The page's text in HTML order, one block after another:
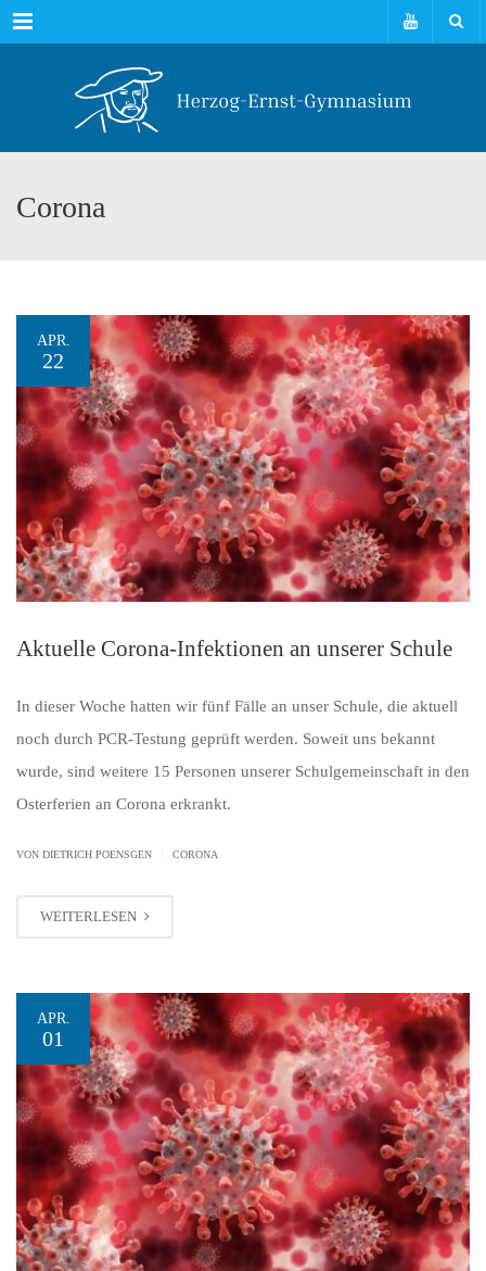
Menu
Corona
APR.
22
Aktuelle Corona-Infektionen an unserer Schule
In dieser Woche hatten wir fünf Fälle an unser Schule, die aktuell
noch durch PCR-Testung geprüft werden. Soweit uns bekannt
wurde, sind weitere 15 Personen unserer Schulgemeinschaft in den
Osterferien an Corona erkrankt.
VON DIETRICH POENSGEN CORONA
WEITERLESEN
APR.
01